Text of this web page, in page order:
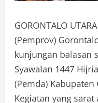
GORONTALO
(Pemprov)
kunjungan balasan
Syawalan 1447
(Pemda)
Kegiatan yang